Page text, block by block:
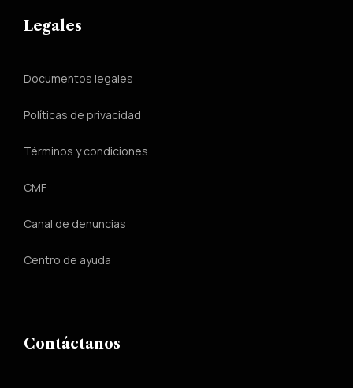
Legales
Documentos legales
Políticas de privacidad
Términos y condiciones
CMF
Canal de denuncias
Centro de ayuda
Contáctanos